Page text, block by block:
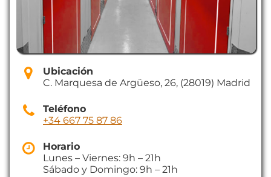
Ubicación
C. Marquesa de Argüeso, 26, (28019) Madrid
Teléfono
+34 667 75 87 86
Horario
Lunes – Viernes: 9h – 21h
Sábado y Domingo: 9h – 21h